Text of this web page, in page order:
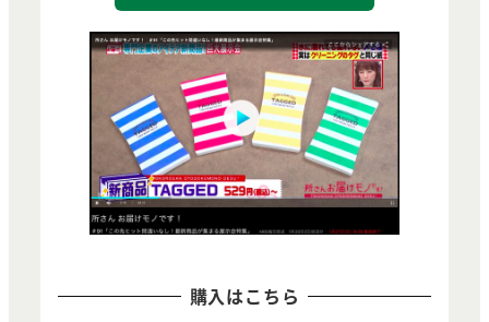
購入はこちら